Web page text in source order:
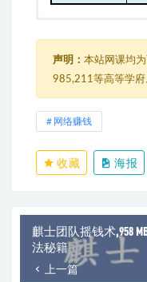
├─ 第一节：豆瓣账号
├─ 第三节：豆瓣账号
├─ 第五节：豆瓣引流
├─ 第四节：诱饵设计
└─ （旧版可不学）胜
声明： 本站网课均
985,211等高等学府
网络赚钱
收藏 海报
麒士团队摇钱术,958
法秘籍
上一篇